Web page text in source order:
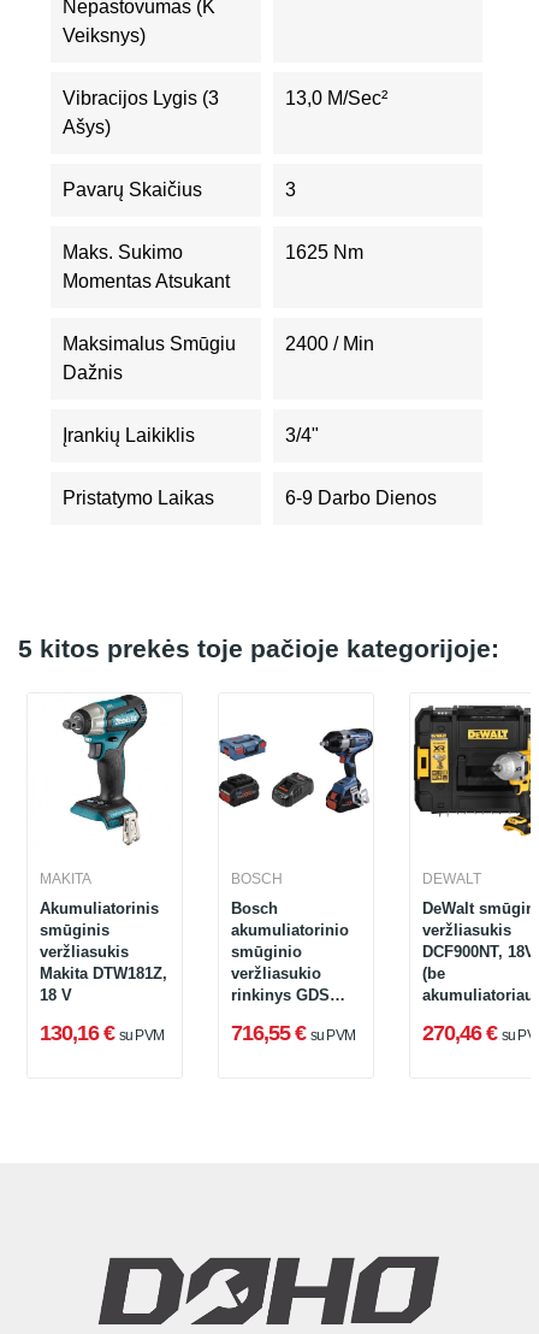
Nepastovumas (K
Veiksnys)
Vibracijos Lygis (3
Ašys)
13,0 M/sec²
Pavarų Skaičius 3
Maks. Sukimo
Momentas Atsukant
1625 Nm
Maksimalus Smūgiu
Dažnis
2400 / Min
Įrankių Laikiklis 3/4"
Pristatymo Laikas 6-9 Darbo Dienos
5 kitos prekės toje pačioje kategorijoje:
MAKITA
Akumuliatorinis
smūginis
veržliasukis
Makita DTW181Z,
18 V
130,16 € su PVM
BOSCH
Bosch
akumuliatorinio
smūginio
veržliasukio
rinkinys GDS
5.5 Ah procore +
716,55 € su PVM
DEWALT
DeWalt
veržliasukis
DCF900NT, 18V
(be
270,46 € su